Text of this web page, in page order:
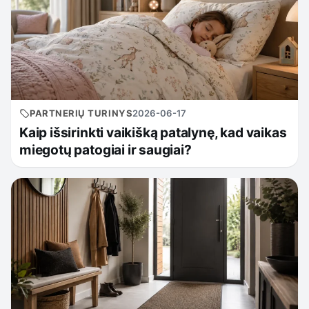
PARTNERIŲ TURINYS2026-06-17
Kaip išsirinkti vaikišką patalynę, kad vaikas
miegotų patogiai ir saugiai?